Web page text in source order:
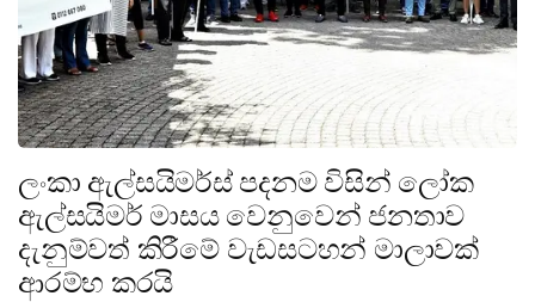
ලංකා ඇල්සයිමර්ස් පදනම විසින් ලෝක
ඇල්සයිමර් මාසය වෙනුවෙන් ජනතාව
දැනුම්වත් කිරීමේ වැඩසටහන් මාලාවක්
ආරම්භ කරයි